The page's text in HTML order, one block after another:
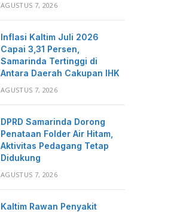
AGUSTUS 7, 2026
Inflasi Kaltim Juli 2026
Capai 3,31 Persen,
Samarinda Tertinggi di
Antara Daerah Cakupan IHK
AGUSTUS 7, 2026
DPRD Samarinda Dorong
Penataan Folder Air Hitam,
Aktivitas Pedagang Tetap
Didukung
AGUSTUS 7, 2026
Kaltim Rawan Penyakit